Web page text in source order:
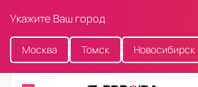
Укажите Ваш город
Москва Томск Новосибирск